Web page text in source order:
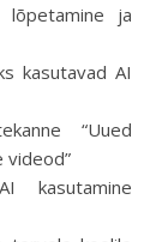
lõpetamine ja
kasutavad AI
“Uued
videod”
kasutamine